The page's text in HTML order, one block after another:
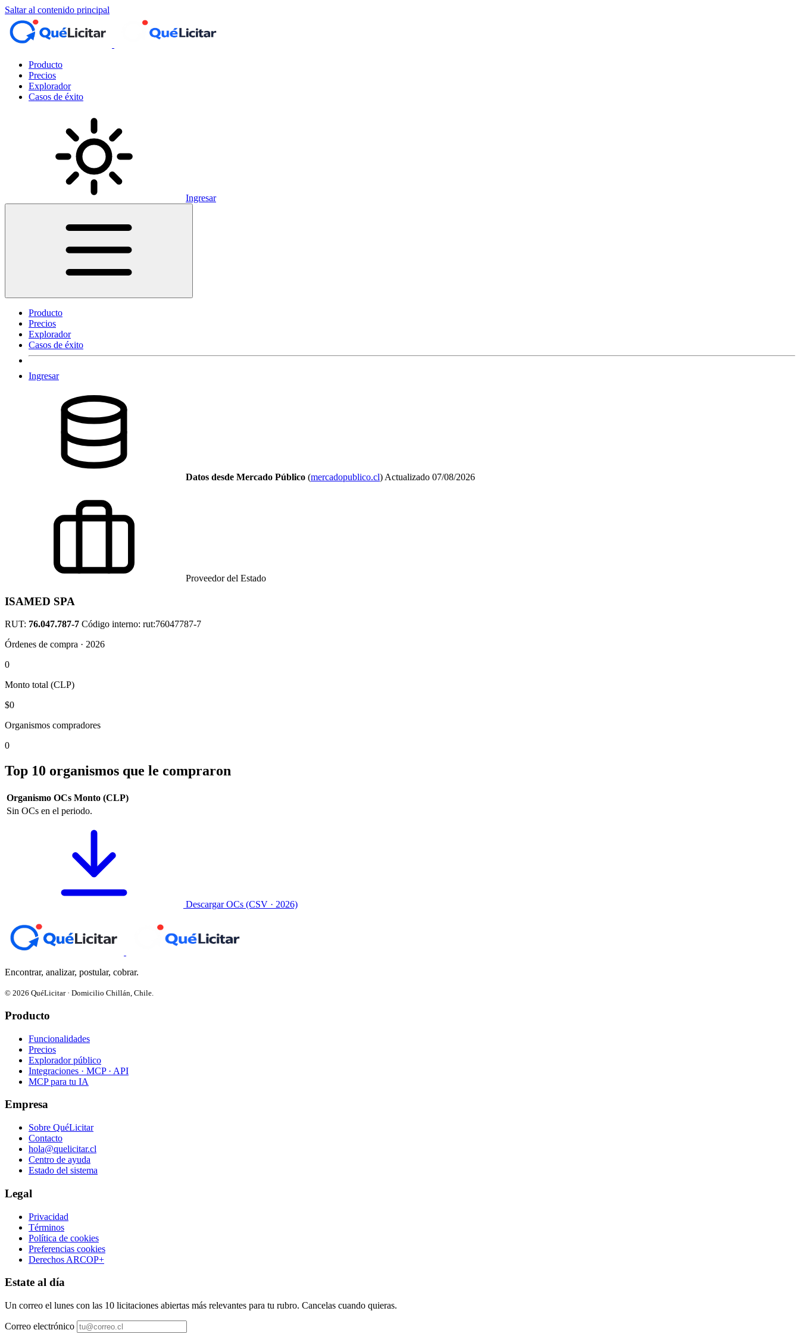
Saltar al contenido principal
Producto
Precios
Explorador
Casos de éxito
Ingresar
Producto
Precios
Explorador
Casos de éxito
Ingresar
Datos desde Mercado Público (mercadopublico.cl) Actualizado 07/08/2026
Proveedor del Estado
ISAMED SPA
RUT: 76.047.787-7 Código interno: rut:76047787-7
Órdenes de compra · 2026
0
Monto total (CLP)
$0
Organismos compradores
0
Top 10 organismos que le compraron
Organismo OCs Monto (CLP)
Sin OCs en el periodo.
Descargar OCs (CSV · 2026)
Encontrar, analizar, postular, cobrar.
© 2026 QuéLicitar · Domicilio Chillán, Chile.
Producto
Funcionalidades
Precios
Explorador público
Integraciones · MCP · API
MCP para tu IA
Empresa
Sobre QuéLicitar
Contacto
hola@quelicitar.cl
Centro de ayuda
Estado del sistema
Legal
Privacidad
Términos
Política de cookies
Preferencias cookies
Derechos ARCOP+
Estate al día
Un correo el lunes con las 10 licitaciones abiertas más relevantes para tu rubro. Cancelas cuando quieras.
Correo electrónico